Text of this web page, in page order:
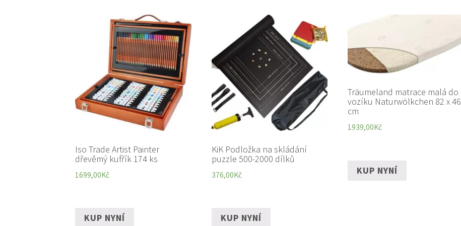
Iso Trade Artist Painter
dřevěmý kufřík 174 ks
1699,00Kč
KUP NYNÍ
KiK Podložka na skládání
puzzle 500-2000 dílků
376,00Kč
KUP NYNÍ
Träumeland matrace malá do
vozíku Naturwölkchen 82 x 46
cm
1939,00Kč
KUP NYNÍ